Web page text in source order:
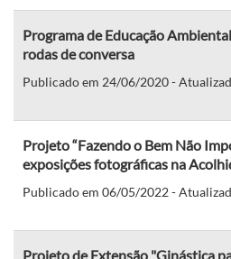
Programa de Educação
rodas de conversa
Publicado em 24/06/2020 -
Projeto “Fazendo o Bem Não
exposições fotográficas na
Publicado em 06/05/2022 -
Projeto de Extensão "Ginástica